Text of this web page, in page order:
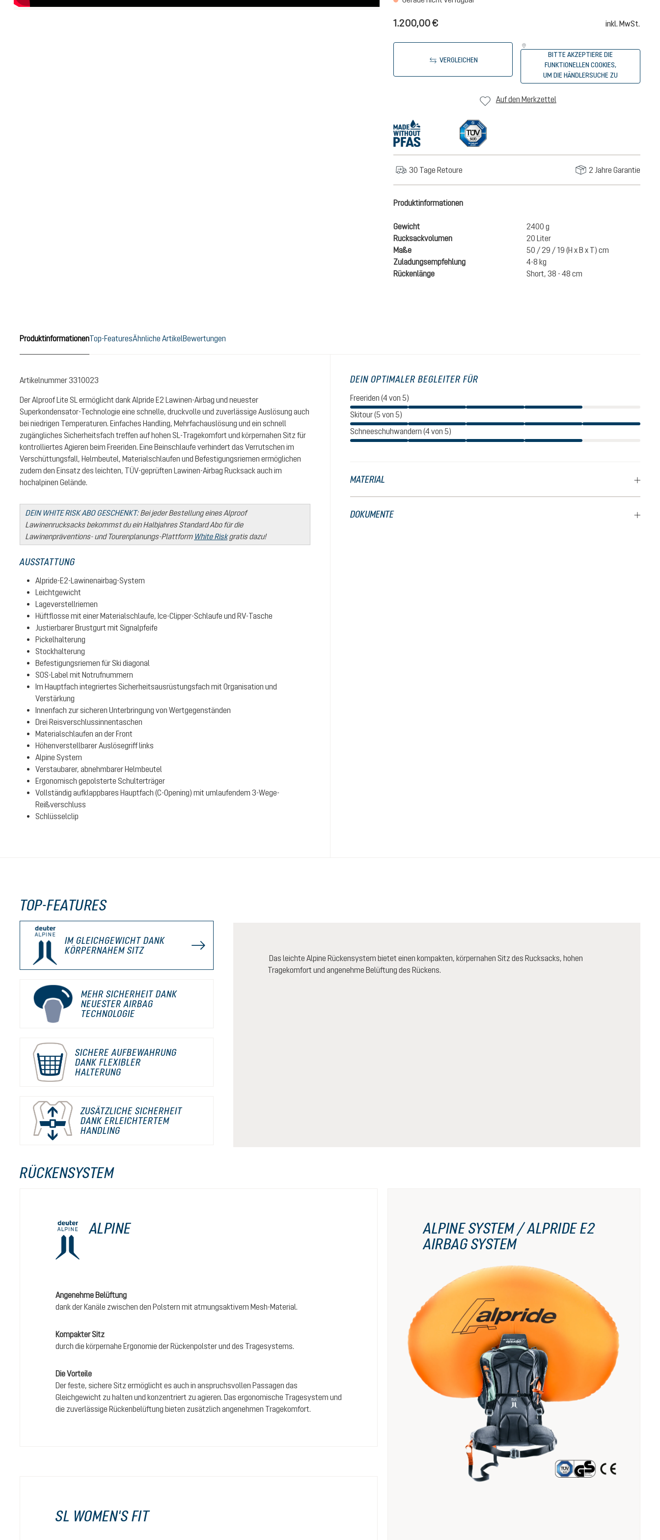
1.200,00 € inkl. MwSt.
VERGLEICHEN
BITTE AKZEPTIERE DIE
FUNKTIONELLEN COOKIES,
UM DIE HÄNDLERSUCHE ZU
STARTEN.
Auf den Merkzettel
30 Tage Retoure 2 Jahre Garantie
Produktinformationen
Gewicht
2400 g
Rucksackvolumen
20 Liter
Maße
50 / 29 / 19 (H x B x T) cm
Zuladungsempfehlung
4-8 kg
Rückenlänge
Short, 38 - 48 cm
ProduktinformationenTop-FeaturesÄhnliche ArtikelBewertungen
Artikelnummer3310023
Der Alproof Lite SL ermöglicht dank Alpride E2 Lawinen-Airbag und neuester
Superkondensator-Technologie eine schnelle, druckvolle und zuverlässige Auslösung auch
bei niedrigen Temperaturen. Einfaches Handling, Mehrfachauslösung und ein schnell
zugängliches Sicherheitsfach treffen auf hohen SL-Tragekomfort und körpernahen Sitz für
kontrolliertes Agieren beim Freeriden. Eine Beinschlaufe verhindert das Verrutschen im
Verschüttungsfall, Helmbeutel, Materialschlaufen und Befestigungsriemen ermöglichen
zudem den Einsatz des leichten, TÜV-geprüften Lawinen-Airbag Rucksack auch im
hochalpinen Gelände.
DEIN WHITE RISK ABO GESCHENKT:Bei jeder Bestellung eines Alproof
Lawinenrucksacks bekommst du ein Halbjahres Standard Abo für die
Lawinenpräventions- und Tourenplanungs-Plattform White Riskgratis dazu!
AUSSTATTUNG
Alpride-E2-Lawinenairbag-System
Leichtgewicht
Lageverstellriemen
Hüftflosse mit einer Materialschlaufe, Ice-Clipper-Schlaufe und RV-Tasche
Justierbarer Brustgurt mit Signalpfeife
Pickelhalterung
Stockhalterung
Befestigungsriemen für Ski diagonal
SOS-Label mit Notrufnummern
Im Hauptfach integriertes Sicherheitsausrüstungsfach mit Organisation und
Verstärkung
Innenfach zur sicheren Unterbringung von Wertgegenständen
Drei Reisverschlussinnentaschen
Materialschlaufen an der Front
Höhenverstellbarer Auslösegriff links
Alpine System
Verstaubarer, abnehmbarer Helmbeutel
Ergonomisch gepolsterte Schulterträger
Vollständig aufklappbares Hauptfach (C-Opening) mit umlaufendem 3-Wege-
Reißverschluss
Schlüsselclip
DEIN OPTIMALER BEGLEITER FÜR
Freeriden (4 von 5)
Skitour (5 von 5)
Schneeschuhwandern (4 von 5)
MATERIAL
DOKUMENTE
TOP-FEATURES
IM GLEICHGEWICHT DANK
KÖRPERNAHEM SITZ
MEHR SICHERHEIT DANK
NEUESTER AIRBAG
TECHNOLOGIE
SICHERE AUFBEWAHRUNG
DANK FLEXIBLER
HALTERUNG
ZUSÄTZLICHE SICHERHEIT
DANK ERLEICHTERTEM
HANDLING
Das leichte Alpine Rückensystem bietet einen kompakten, körpernahen Sitz des Rucksacks, hohen
Tragekomfort und angenehme Belüftung des Rückens.
RÜCKENSYSTEM
ALPINE
Angenehme Belüftung
dank der Kanäle zwischen den Polstern mit atmungsaktivem Mesh-Material.
Kompakter Sitz
durch die körpernahe Ergonomie der Rückenpolster und des Tragesystems.
Die Vorteile
Der feste, sichere Sitz ermöglicht es auch in anspruchsvollen Passagen das
Gleichgewicht zu halten und konzentriert zu agieren. Das ergonomische Tragesystem und
die zuverlässige Rückenbelüftung bieten zusätzlich angenehmen Tragekomfort.
SL WOMEN'S FIT
ALPINE SYSTEM / ALPRIDE E2
AIRBAG SYSTEM